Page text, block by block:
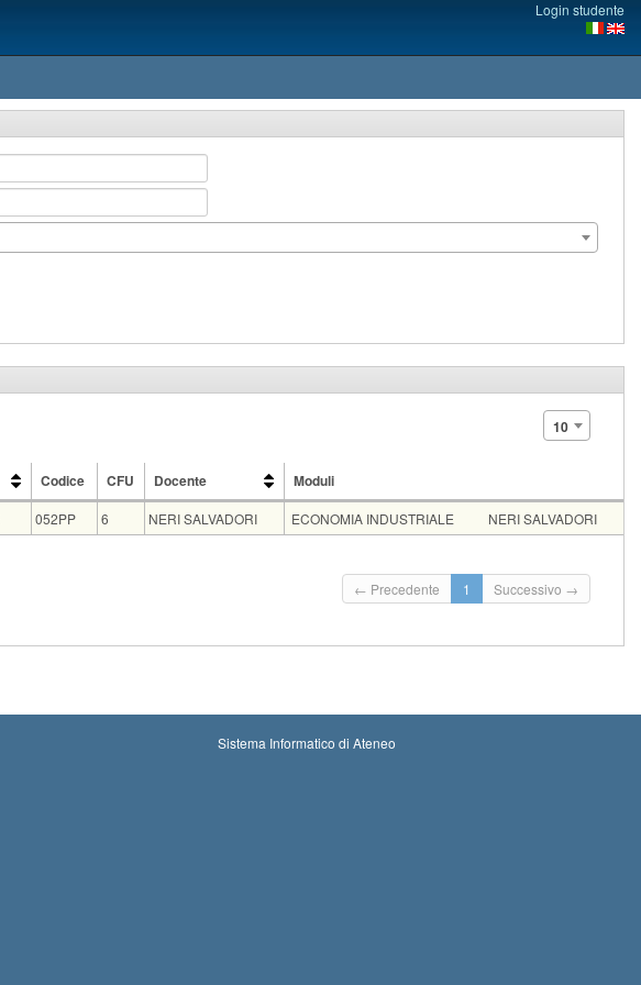
Login studente
10
Codice CFU Docente
Moduli
Codice Docente Moduli
052PP 6 NERI SALVADORI ECONOMIA INDUSTRIALE NERI SALVADORI
← Precedente
1 Successivo →
Sistema Informatico di Ateneo